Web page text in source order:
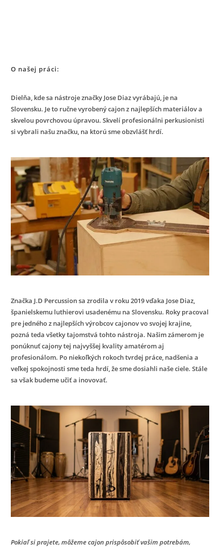
O našej práci:
Dielňa, kde sa nástroje značky Jose Diaz vyrábajú, je na
Slovensku. Je to ručne vyrobený cajon z najlepších materiálov a
skvelou povrchovou úpravou. Skvelí profesionálni perkusionisti
si vybrali našu značku, na ktorú sme obzvlášť hrdí.
Značka J.D Percussion sa zrodila v roku 2019 vďaka Jose Diaz,
španielskemu luthierovi usadenému na Slovensku. Roky pracoval
pre jedného z najlepších výrobcov cajonov vo svojej krajine,
pozná teda všetky tajomstvá tohto nástroja. Našim zámerom je
ponúknuť cajony tej najvyššej kvality amatérom aj
profesionálom. Po niekoľkých rokoch tvrdej práce, nadšenia a
veľkej spokojnosti sme teda hrdí, že sme dosiahli naše ciele. Stále
sa však budeme učiť a inovovať.
Pokiaľ si prajete, môžeme cajon prispôsobiť vašim potrebám,